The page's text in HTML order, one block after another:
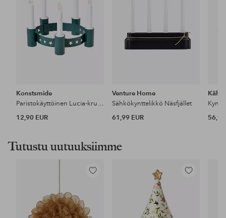
Konstsmide
Paristokäyttöinen Lucia-kruunu
12,90 EUR
Venture Home
Sähkökynttelikkö Näsfjället
61,99 EUR
56,95
Tutustu uutuuksiimme
Lisää
Lisää